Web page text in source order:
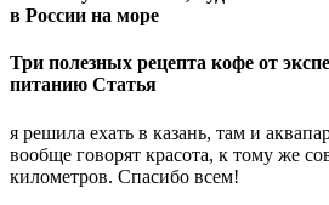
в России на море
Три полезных рецепта кофе от
питанию Статья
я решила ехать в казань, там и
вообще говорят красота, к тому же
километров. Спасибо всем!